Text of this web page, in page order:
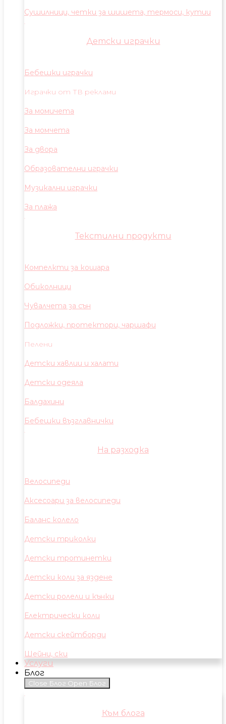
Сушилници, четки за шишета, термоси, кутии
Детски играчки
Бебешки играчки
Играчки от ТВ реклами
За момичета
За момчета
За двора
Образователни играчки
Музикални играчки
За плажа
Текстилни продукти
Компелкти за кошара
Обиколници
Чувалчета за сън
Подложки, протектори, чаршафи
Пелени
Детски хавлии и халати
Детски одеяла
Балдахини
Бебешки възглавнички
На разходка
Велосипеди
Аксесоари за велосипеди
Баланс колело
Детски триколки
Детски тротинетки
Детски коли за яздене
Детски ролели и кънки
Електрически коли
Детски скейтборди
Шейни, ски
Услуги
Блог
Close Блог Open Блог
Към блога